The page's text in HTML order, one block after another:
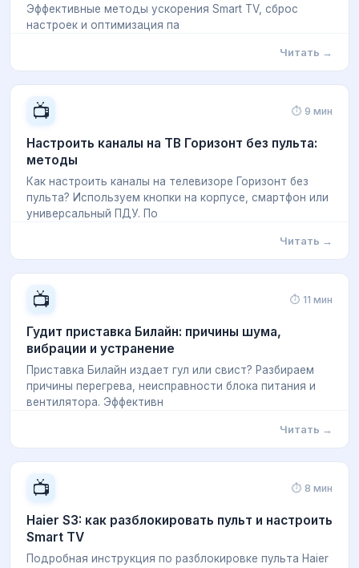
Эффективные методы ускорения Smart TV, сброс
настроек и оптимизация па
Читать →
📺 ⏱ 9 мин
Настроить каналы на ТВ Горизонт без пульта:
методы
Как настроить каналы на телевизоре Горизонт без
пульта? Используем кнопки на корпусе, смартфон или
универсальный ПДУ. По
Читать →
📺 ⏱ 11 мин
Гудит приставка Билайн: причины шума,
вибрации и устранение
Приставка Билайн издает гул или свист? Разбираем
причины перегрева, неисправности блока питания и
вентилятора. Эффективн
Читать →
📺 ⏱ 8 мин
Haier S3: как разблокировать пульт и настроить
Smart TV
Подробная инструкция по разблокировке пульта Haier